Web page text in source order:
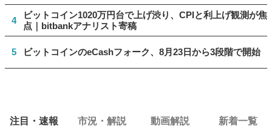
4
ビットコイン1020万円台で上げ渋り、CPIと利上げ観測が焦
点｜bitbankアナリスト寄稿
5 ビットコインのeCashフォーク、8月23日から3段階で開始
注目・速報 市況・解説 動画解説 新着一覧